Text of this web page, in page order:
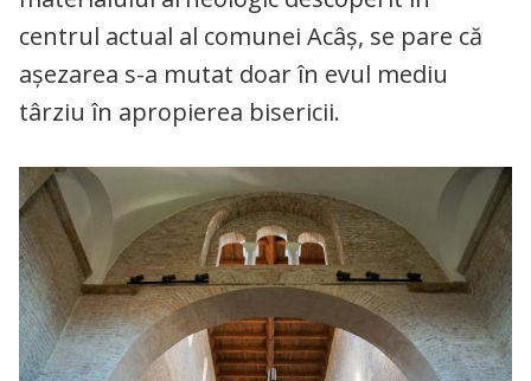
centrul actual al comunei Acâş, se pare că
aşezarea s-a mutat doar în evul mediu
târziu în apropierea bisericii.